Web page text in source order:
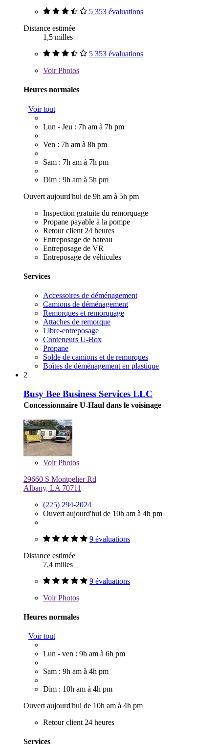
5 353 évaluations
Distance estimée
1,5 milles
5 353 évaluations
VoirPhotos
Heures normales
Voir tout
Lun - Jeu : 7h am à 7h pm
Ven : 7h am à 8h pm
Sam : 7h am à 7h pm
Dim : 9h am à 5h pm
Ouvert aujourd'hui de 9h am à 5h pm
Inspection gratuite du remorquage
Propane payable à la pompe
Retour client 24 heures
Entreposage de bateau
Entreposage de VR
Entreposage de véhicules
Services
Accessoires de déménagement
Camions de déménagement
Remorques et remorquage
Attaches de remorque
Libre-entreposage
Conteneurs U-Box
Propane
Solde de camions et de remorques
Boîtes de déménagement en plastique
2
Busy Bee Business Services LLC
Concessionnaire U-Haul dans le voisinage
VoirPhotos
29660 S Montpelier Rd
Albany, LA 70711
(225) 294-2024
Ouvert aujourd'hui de 10h am à 4h pm
9 évaluations
Distance estimée
7,4 milles
9 évaluations
VoirPhotos
Heures normales
Voir tout
Lun - ven : 9h am à 6h pm
Sam : 9h am à 4h pm
Dim : 10h am à 4h pm
Ouvert aujourd'hui de 10h am à 4h pm
Retour client 24 heures
Services